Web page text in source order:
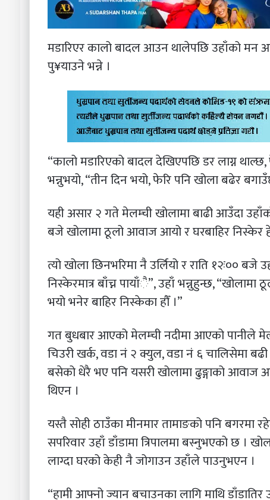
मडारिएर कालो बादल आउन थालेपछि उहाँको मन
पु¥याउने भन्ने ।
“कालो मडारिएको बादल देखिएपछि डर लाग्न
भन्नुभयो, “तीन दिन भयो, फेरि पनि खोला बढेर
यही असार २ गते मेलम्ची खोलामा बाढी आउँदा
बजे खोलामा ठूलो आवाज आयो र घरबाहिर निस्केर
त्यो खोला छिनभरिमा नै उर्लियो र राति १२ः०० बजे
निस्केरमात्र बाँच्न पायाँै”, उहाँ भन्नुहुन्छ,
भयो भनेर बाहिर निस्केका हौँ ।”
गत बुधबार आएको मेलम्ची नदीमा आएको पानीले
चिउरी खर्क, वडा नं २ क्युल, वडा नं ६ चालिसेमा बढी
बसेको धेरै भए पनि यसरी खोलामा ढुङ्गाको आवाज
थिएन ।
यस्तै सोही ठाउँका मीनमार तामाङको पनि बगरमा
सपरिवार उहाँ डाँडामा त्रिपालमा बस्नुभएको छ ।
लाग्दा घरको केही नै जोगाउन उहाँले पाउनुभएन ।
“हामी आफ्नो ज्यान बचाउनका लागि माथि